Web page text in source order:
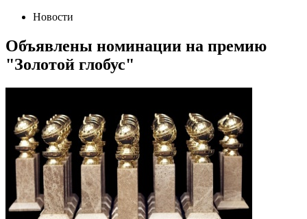
Новости
Объявлены номинации на премию
"Золотой глобус"